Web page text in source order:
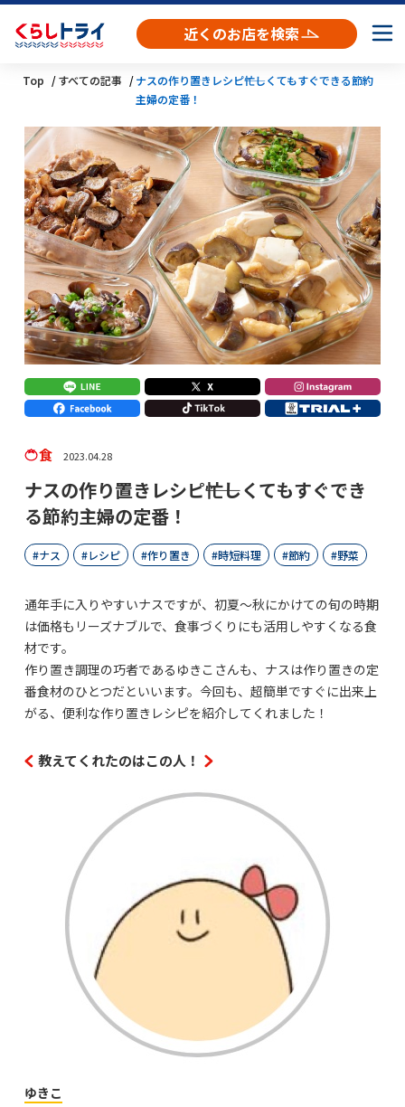
近くのお店を検索
Top すべての記事
ナスの作り置きレシピ――忙しくてもすぐできる節約
主婦の定番！
食 2023.04.28
ナスの作り置きレシピ――忙しくてもすぐでき
る節約主婦の定番！
ナス レシピ 作り置き 時短料理 節約 野菜
通年手に入りやすいナスですが、初夏～秋にかけての旬の時期
は価格もリーズナブルで、食事づくりにも活用しやすくなる食
材です。
作り置き調理の巧者であるゆきこさんも、ナスは作り置きの定
番食材のひとつだといいます。今回も、超簡単ですぐに出来上
がる、便利な作り置きレシピを紹介してくれました！
教えてくれたのはこの人！
ゆきこ